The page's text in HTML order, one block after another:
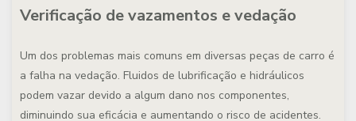
Verificação de vazamentos e vedação
Um dos problemas mais comuns em diversas peças de carro é
a falha na vedação. Fluidos de lubrificação e hidráulicos
podem vazar devido a algum dano nos componentes,
diminuindo sua eficácia e aumentando o risco de acidentes.